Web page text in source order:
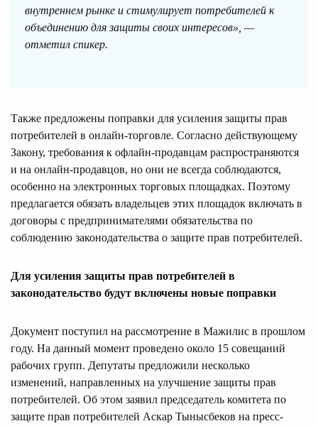
внутреннем рынке и стимулирует потребителей к
объединению для защиты своих интересов», —
отметил спикер.
Также предложены поправки для усиления защиты прав
потребителей в онлайн-торговле. Согласно действующему
Закону, требования к офлайн-продавцам распространяются
и на онлайн-продавцов, но они не всегда соблюдаются,
особенно на электронных торговых площадках. Поэтому
предлагается обязать владельцев этих площадок включать в
договоры с предпринимателями обязательства по
соблюдению законодательства о защите прав потребителей.
Для усиления защиты прав потребителей в
законодательство будут включены новые поправки
Документ поступил на рассмотрение в Мажилис в прошлом
году. На данный момент проведено около 15 совещаний
рабочих групп. Депутаты предложили несколько
изменений, направленных на улучшение защиты прав
потребителей. Об этом заявил председатель комитета по
защите прав потребителей Аскар Тынысбеков на пресс-